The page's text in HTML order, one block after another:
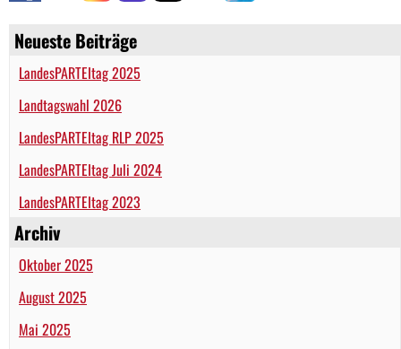
Neueste Beiträge
LandesPARTEItag 2025
Landtagswahl 2026
LandesPARTEItag RLP 2025
LandesPARTEItag Juli 2024
LandesPARTEItag 2023
Archiv
Oktober 2025
August 2025
Mai 2025